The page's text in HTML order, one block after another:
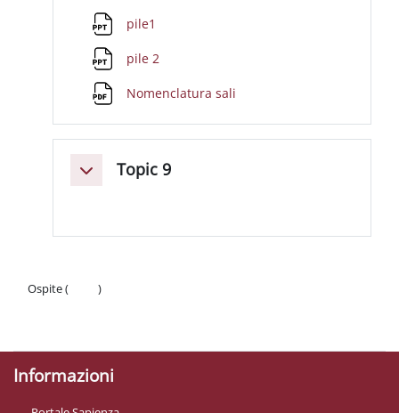
pile1
pile 2
Nomenclatura sali
MinimizzaTopic 9
Ospite (
)
Informazioni